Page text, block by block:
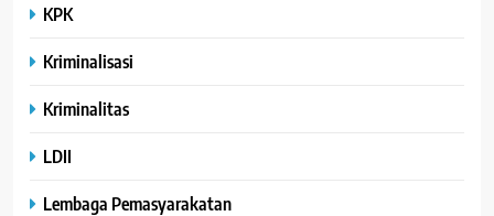
KPK
Kriminalisasi
Kriminalitas
LDII
Lembaga Pemasyarakatan